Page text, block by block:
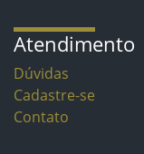
Atendimento
Dúvidas
Cadastre-se
Contato